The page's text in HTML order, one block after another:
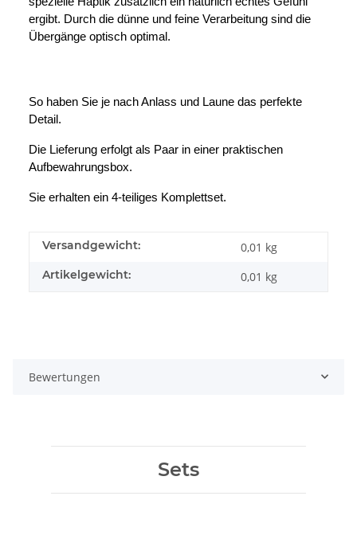
ergibt. Durch die dünne und feine Verarbeitung sind die
Übergänge optisch optimal.
So haben Sie je nach Anlass und Laune das perfekte
Detail.
Die Lieferung erfolgt als Paar in einer praktischen
Aufbewahrungsbox.
Sie erhalten ein 4-teiliges Komplettset.
Versandgewicht: 0,01 kg
Artikelgewicht: 0,01 kg
Bewertungen
Sets